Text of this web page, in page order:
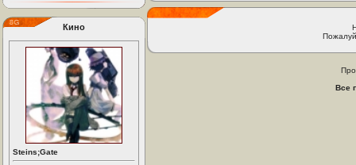
Кино
Steins;Gate
Все